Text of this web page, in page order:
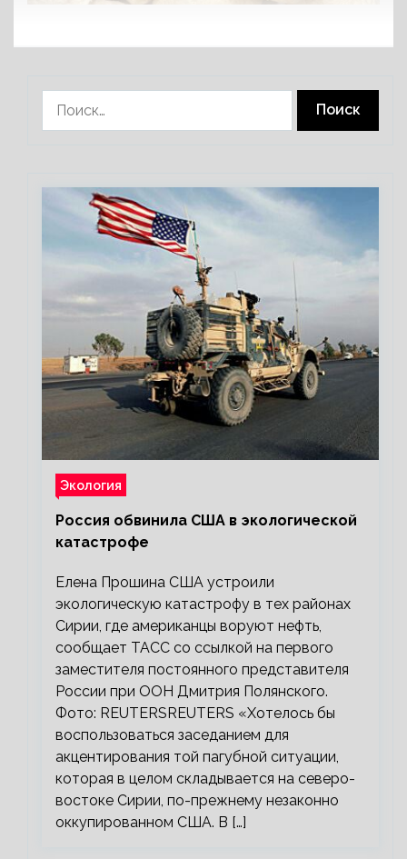
Экология
Россия обвинила США в экологической
катастрофе
Елена Прошина США устроили
экологическую катастрофу в тех районах
Сирии, где американцы воруют нефть,
сообщает ТАСС со ссылкой на первого
заместителя постоянного представителя
России при ООН Дмитрия Полянского.
Фото: REUTERSREUTERS «Хотелось бы
воспользоваться заседанием для
акцентирования той пагубной ситуации,
которая в целом складывается на северо-
востоке Сирии, по-прежнему незаконно
оккупированном США. В […]